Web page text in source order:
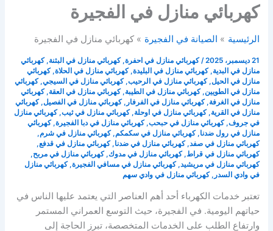
كهربائي منازل في الفجيرة
الرئيسية الصيانة في الفجيرة كهربائي منازل في الفجيرة
21 ديسمبر، 2025 /كهربائي منازل في احفرة,كهربائي منازل في البثنة,كهربائي
منازل في البدية,كهربائي منازل في البليدة,كهربائي منازل في الحلاة,كهربائي
منازل في الحيل,كهربائي منازل في الرحيب,كهربائي منازل في السيجي,كهربائي
منازل في الطويين,كهربائي منازل في الطيبة,كهربائي منازل في العقة,كهربائي
منازل في الغرفة,كهربائي منازل في الفرفار ,كهربائي منازل في الفصيل,كهربائي
منازل في القرية,كهربائي منازل في اوحلة,كهربائي منازل في ثيب,كهربائي منازل
في جروف,كهربائي منازل في حبحب,كهربائي منازل في دبا الفجيرة,كهربائي
منازل في رول ضدنا,كهربائي منازل في سكمكم,كهربائي منازل في شرم,
كهربائي منازل في صفد,كهربائي منازل في ضدنا,كهربائي منازل في قدفع,
كهربائي منازل في قراط,كهربائي منازل في مدوك,كهربائي منازل في مربح,
كهربائي منازل في مريشيد,كهربائي منازل في مسافي الفجيرة,كهربائي منازل
في وادي السدر ,كهربائي منازل في وادي سهم
تعتبر خدمات الكهرباء أحد أهم العناصر التي يعتمد عليها الناس في
حياتهم اليومية. في الفجيرة، حيث التوسع العمراني المستمر
وارتفاع الطلب على الخدمات المتخصصة، تبرز الحاجة إلى